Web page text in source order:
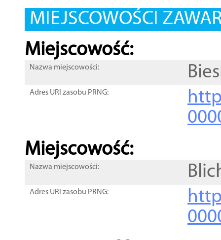
MIEJSCOWOŚCI
Miejscowość:
Nazwa miejscowości:
Adres URI zasobu PRNG:
Miejscowość:
Nazwa miejscowości:
Adres URI zasobu PRNG: